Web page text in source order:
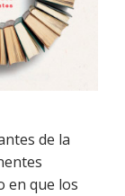
de la
en que los